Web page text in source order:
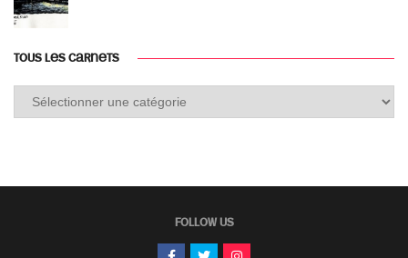
TOUS LES CARNETS
FOLLOW US